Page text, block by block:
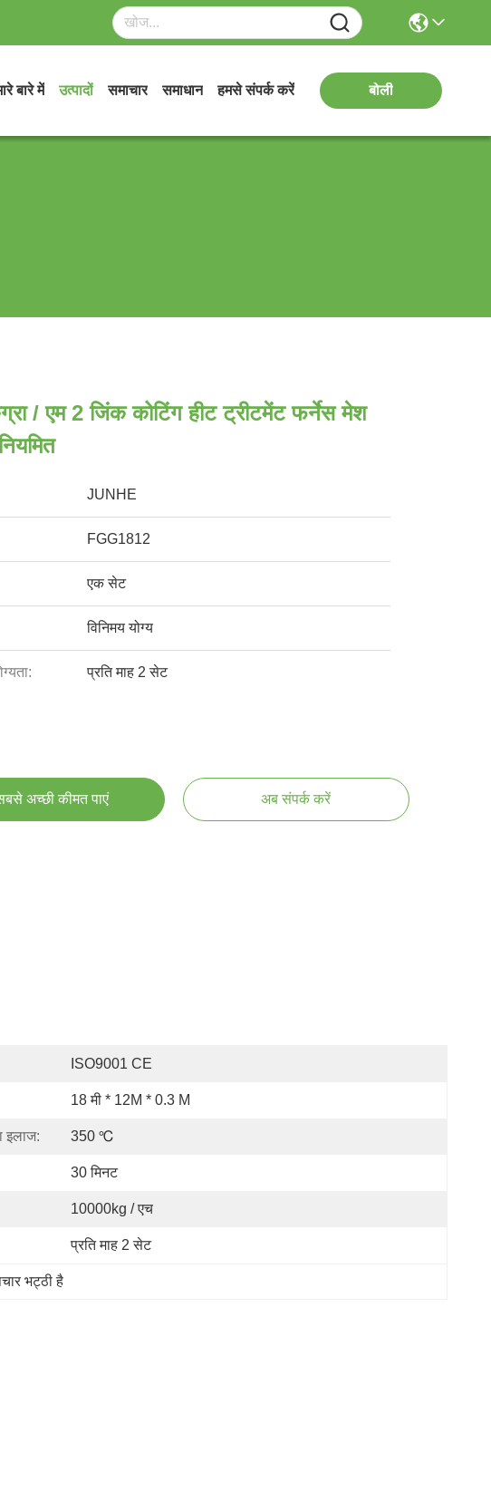
बारे में उत्पादों समाचार समाधान हमसे संपर्क करें बोली
/ एम 2 जिंक कोटिंग हीट ट्रीटमेंट फर्नेस मेश
JUNHE
FGG1812
एक सेट
विनिमय योग्य
प्रति माह 2 सेट
अच्छी कीमत पाएं अब संपर्क करें
ISO9001 CE
18 मी * 12M * 0.3 M
इलाज: 350 ℃
30 मिनट
10000kg / एच
प्रति माह 2 सेट
भट्ठी है